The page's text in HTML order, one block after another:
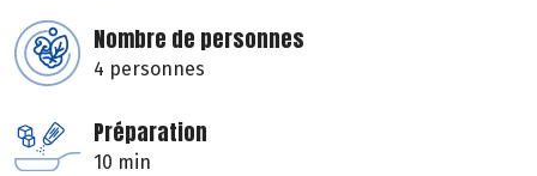
Nombre de personnes
4 personnes
Préparation
10 min